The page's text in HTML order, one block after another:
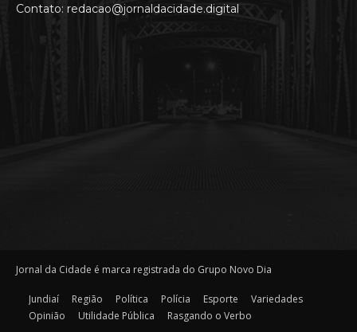
Contato: redacao@jornaldacidade.digital
Jornal da Cidade é marca registrada do Grupo Novo Dia
Jundiaí Região Política Polícia Esporte
Variedades
Opinião
Utilidade Pública Rasgando o Verbo